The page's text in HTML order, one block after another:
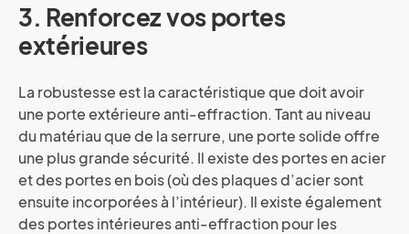
3. Renforcez vos portes
extérieures
La robustesse est la caractéristique que doit avoir
une porte extérieure anti-effraction. Tant au niveau
du matériau que de la serrure, une porte solide offre
une plus grande sécurité. Il existe des portes en acier
et des portes en bois (où des plaques d’acier sont
ensuite incorporées à l’intérieur). Il existe également
des portes intérieures anti-effraction pour les